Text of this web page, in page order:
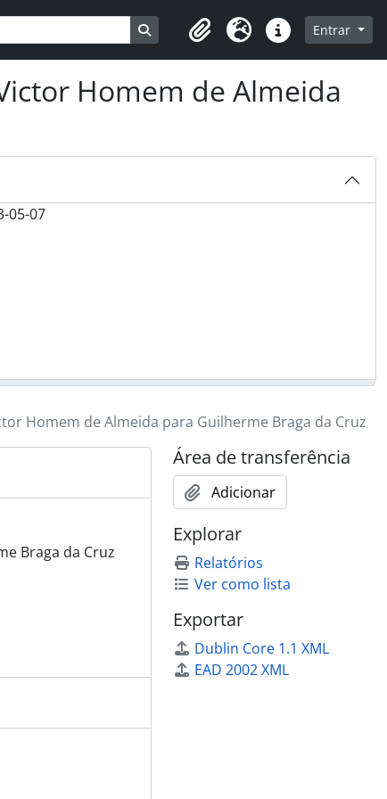
Busque na página de navegação
Clipboard
Idioma Ligações rápidas
Entrar
Homem de Almeida
05-07
Homem de Almeida para Guilherme Braga da Cruz
Braga da Cruz
Área de transferência
Adicionar
Explorar
Relatórios
Ver como lista
Exportar
Dublin Core 1.1 XML
EAD 2002 XML